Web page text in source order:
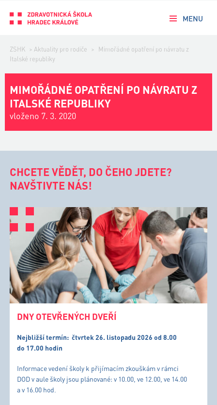
MENU
ZSHK > Aktuality pro rodiče >
Mimořádné opatření po návratu z
Italské republiky
MIMOŘÁDNÉ OPATŘENÍ PO NÁVRATU Z
ITALSKÉ REPUBLIKY
vloženo 7. 3. 2020
CHCETE VĚDĚT, DO ČEHO JDETE?
NAVŠTIVTE NÁS!
DNY OTEVŘENÝCH DVEŘÍ
Nejbližší termín: čtvrtek 26. listopadu 2026 od 8.00
do 17.00 hodin
Informace vedení školy k přijímacím zkouškám v rámci
DOD v aule školy jsou plánované: v 10.00, ve 12.00, ve 14.00
a v 16.00 hod.